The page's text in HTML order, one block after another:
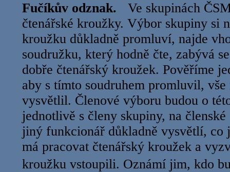
Fučíkův odznak. Ve skupinách
čtenářské kroužky. Výbor skupiny si
kroužku důkladně promluví, najde
soudružku, který hodně čte, zabývá
dobře čtenářský kroužek. Pověříme
aby s tímto soudruhem promluvil, vše
vysvětlil. Členové výboru budou o
jednotlivě s členy skupiny, na členské
jiný funkcionář důkladně vysvětlí, co
má pracovat čtenářský kroužek a
kroužku vstoupili. Oznámí jim, kdo